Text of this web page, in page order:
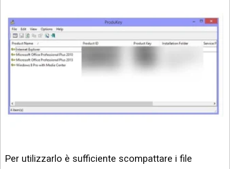
Per utilizzarlo è sufficiente scompattare i file